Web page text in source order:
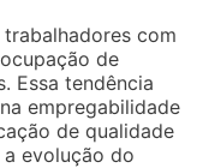
com
de
Essa tendência
empregabilidade
de qualidade
evolução do